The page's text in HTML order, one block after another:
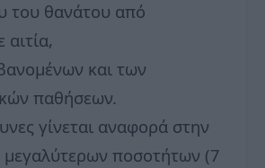
του θανάτου από
και των
παθήσεων.
γίνεται αναφορά στην
ποσοτήτων (7